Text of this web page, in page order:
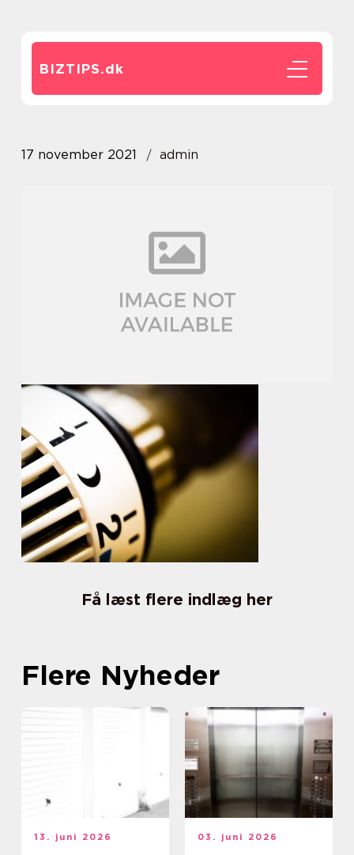
BIZTIPS.dk
17 november 2021 admin
Få læst flere indlæg her
Flere Nyheder
13. juni 2026 03. juni 2026